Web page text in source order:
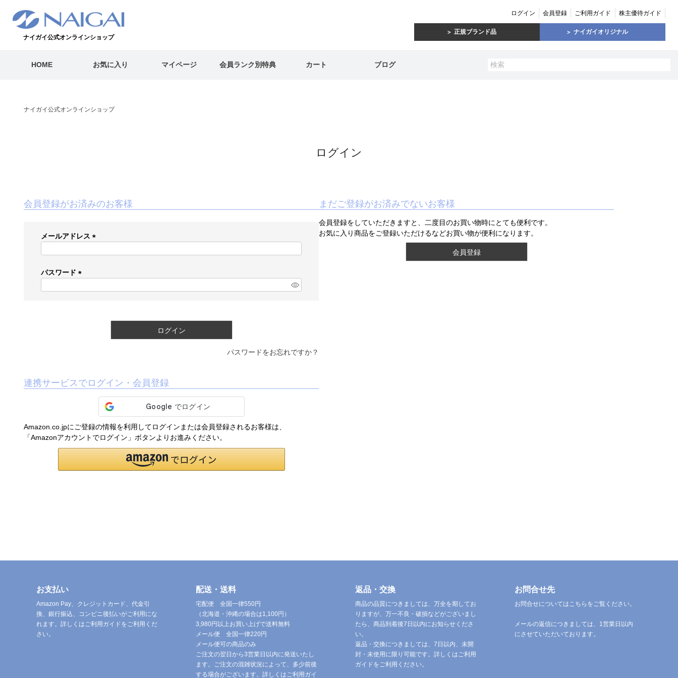
ナイガイ公式オンラインショップ
ログイン 会員登録 ご利用ガイド 株主優待ガイド
正規ブランド品 ナイガイオリジナル
HOME お気に入り マイページ 会員ランク別特典 カート ブログ
ナイガイ公式オンラインショップ
ログイン
会員登録がお済みのお客様
メールアドレス
)
パスワード
ログイン
パスワードをお忘れですか？
連携サービスでログイン・会員登録
Amazon.co.jpにご登録の情報を利用してログインまたは会員登録されるお客様は、
「Amazonアカウントでログイン」ボタンよりお進みください。
まだご登録がお済みでないお客様
会員登録をしていただきますと、二度目のお買い物時にとても便利です。
お気に入り商品をご登録いただけるなどお買い物が便利になります。
会員登録
お支払い
Amazon Pay、クレジットカード、代金引
換、銀行振込、コンビニ後払いがご利用にな
れます。詳しくはご利用ガイドをご利用くだ
さい。
配送・送料
宅配便 全国一律550円
（北海道・沖縄の場合は1,100円）
3,980円以上お買い上げで送料無料
メール便 全国一律220円
メール便可の商品のみ
ご注文の翌日から3営業日以内に発送いたし
ます。ご注文の混雑状況によって、多少前後
する場合がございます。詳しくはご利用ガイ
返品・交換
商品の品質につきましては、万全を期してお
りますが、万一不良・破損などがございまし
たら、商品到着後7日以内にお知らせくださ
い。
返品・交換につきましては、7日以内、未開
封・未使用に限り可能です。詳しくはご利用
ガイドをご利用ください。
お問合せ先
お問合せについてはこちらをご覧ください。
メールの返信につきましては、1営業日以内
にさせていただいております。